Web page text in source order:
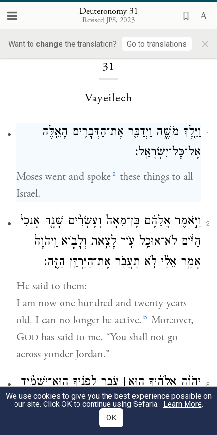
Deuteronomy 31
Revised JPS, 2023
Want to change the translation? Go to translations ×
31
Vayeilech
1
וַיֵּ֖לֶךְ מֹשֶׁ֑ה וַיְדַבֵּ֛ר אֶת־הַדְּבָרִ֥ים הָאֵ֖לֶּה
אֶל־כׇּל־יִשְׂרָאֵֽל׃
Moses went and spoke a these things to all
Israel.
2
וַיֹּ֣אמֶר אֲלֵהֶ֗ם בֶּן־מֵאָה֩ וְעֶשְׂרִ֨ים שָׁנָ֤ה אָנֹכִי֙
הַיּ֔וֹם לֹא־אוּכַ֥ל ע֖וֹד לָצֵ֣את וְלָב֑וֹא וַֽיהֹוָה֙
אָמַ֣ר אֵלַ֔י לֹ֥א תַעֲבֹ֖ר אֶת־הַיַּרְדֵּ֥ן הַזֶּֽה׃
He said to them:
I am now one hundred and twenty years
old, I can no longer be active. b Moreover,
GOD has said to me, “You shall not go
across yonder Jordan.”
3 יְהֹוָ֨ה אֱלֹהֶ֜יךָ ה֣וּא׀עֹבֵ֣ר לְפָנֶ֗יךָ הֽוּא־יַשְׁמִ֞יד
אֶת־הַגּוֹיִ֥ם הָאֵ֛לֶּה מִלְּפָנֶ֖יךָ וִירִשְׁתָּ֑ם יְהוֹשֻׁ֗עַ
ה֚וּא עֹבֵ֣ר לְפָנֶ֔יךָ כַּאֲשֶׁ֖ר דִּבֶּ֥ר יְהֹוָֽה׃
We use cookies to give you the best experience possible on
our site. Click OK to continue using Sefaria. Learn More.
OK